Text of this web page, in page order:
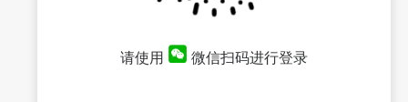
请使用 微信扫码进行登录